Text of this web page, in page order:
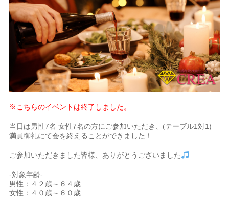
※こちらのイベントは終了しました。
当日は男性7名 女性7名の方にご参加いただき、(テーブル1対1)
満員御礼にて会を終えることができました！
ご参加いただきました皆様、ありがとうございました
-対象年齢-
男性：４２歳～６４歳
女性：４０歳～６０歳